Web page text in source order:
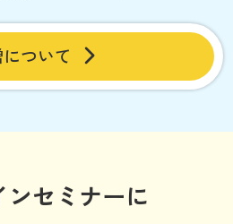
ついて
ンセミナーに